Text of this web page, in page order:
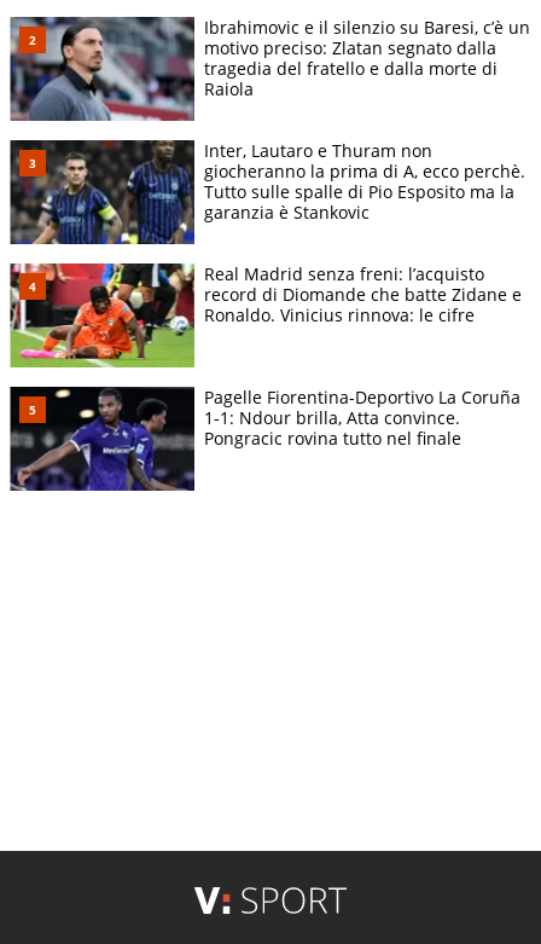
Ibrahimovic e il silenzio su Baresi, c’è un
motivo preciso: Zlatan segnato dalla
tragedia del fratello e dalla morte di
Raiola
Inter, Lautaro e Thuram non
giocheranno la prima di A, ecco perchè.
Tutto sulle spalle di Pio Esposito ma la
garanzia è Stankovic
Real Madrid senza freni: l’acquisto
record di Diomande che batte Zidane e
Ronaldo. Vinicius rinnova: le cifre
Pagelle Fiorentina-Deportivo La Coruña
1-1: Ndour brilla, Atta convince.
Pongracic rovina tutto nel finale